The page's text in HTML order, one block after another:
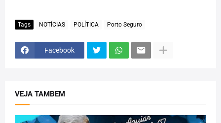
Tags NOTÍCIAS POLÍTICA Porto Seguro
Facebook
VEJA TAMBEM